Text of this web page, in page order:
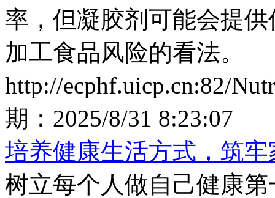
率，但凝胶剂可能会提
加工食品风险的看法。
http://ecphf.uicp.cn:82/
期： 2025/8/31 8:23:07
培养健康生活方式，筑
树立每个人做自己健康